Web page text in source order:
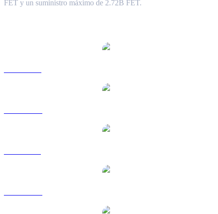
FET y un suministro máximo de 2.72B FET.